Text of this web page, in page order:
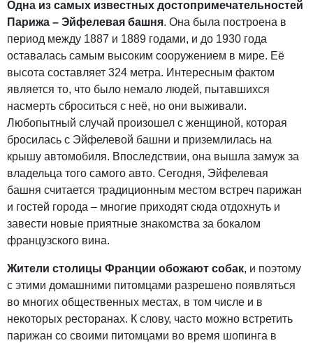
Одна из самых известных достопримечательностей
Парижа – Эйфелевая башня. Она была построена в
период между 1887 и 1889 годами, и до 1930 года
оставалась самым высоким сооружением в мире. Её
высота составляет 324 метра. Интересным фактом
является то, что было немало людей, пытавшихся
насмерть сброситься с неё, но они выживали.
Любопытный случай произошел с женщиной, которая
бросилась с Эйфелевой башни и приземлилась на
крышу автомобиля. Впоследствии, она вышла замуж за
владельца того самого авто. Сегодня, Эйфелевая
башня считается традиционным местом встреч парижан
и гостей города – многие приходят сюда отдохнуть и
завести новые приятные знакомства за бокалом
французского вина.
Жители столицы Франции обожают собак, и поэтому
с этими домашними питомцами разрешено появляться
во многих общественных местах, в том числе и в
некоторых ресторанах. К слову, часто можно встретить
парижан со своими питомцами во время шопинга в